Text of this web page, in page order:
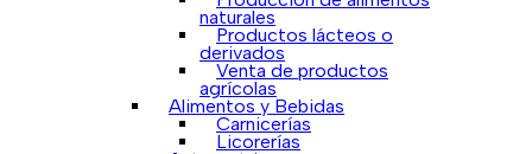
naturales
Productos lácteos o
derivados
Venta de productos
agrícolas
Alimentos y Bebidas
Carnicerías
Licorerías